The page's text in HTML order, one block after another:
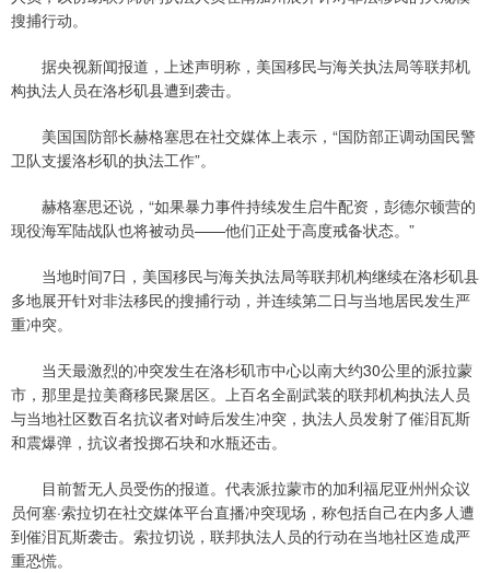
搜捕行动。
据央视新闻报道，上述声明称，美国移民与海关执法局等联邦机
构执法人员在洛杉矶县遭到袭击。
美国国防部长赫格塞思在社交媒体上表示，“国防部正调动国民警
卫队支援洛杉矶的执法工作”。
赫格塞思还说，“如果暴力事件持续发生启牛配资，彭德尔顿营的
现役海军陆战队也将被动员——他们正处于高度戒备状态。”
当地时间7日，美国移民与海关执法局等联邦机构继续在洛杉矶县
多地展开针对非法移民的搜捕行动，并连续第二日与当地居民发生严
重冲突。
当天最激烈的冲突发生在洛杉矶市中心以南大约30公里的派拉蒙
市，那里是拉美裔移民聚居区。上百名全副武装的联邦机构执法人员
与当地社区数百名抗议者对峙后发生冲突，执法人员发射了催泪瓦斯
和震爆弹，抗议者投掷石块和水瓶还击。
目前暂无人员受伤的报道。代表派拉蒙市的加利福尼亚州州众议
员何塞·索拉切在社交媒体平台直播冲突现场，称包括自己在内多人遭
到催泪瓦斯袭击。索拉切说，联邦执法人员的行动在当地社区造成严
重恐慌。